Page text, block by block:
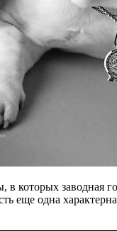
в которых
еще одна